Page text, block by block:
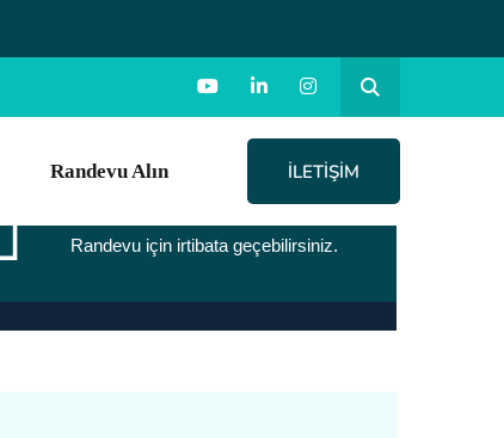
Randevu Alın İLETIŞIM
Online Randevu
Randevu için irtibata geçebilirsiniz.